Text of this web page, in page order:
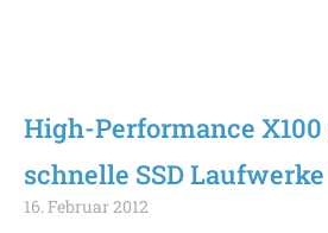
High-Performance
schnelle SSD
16. Februar 2012